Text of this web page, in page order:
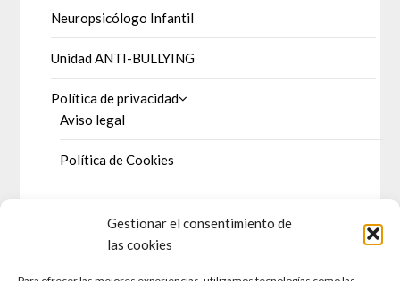
Gestionar el consentimiento de
las cookies
Neuropsicólogo Infantil
Unidad ANTI-BULLYING
Política de privacidad
Aviso legal
Política de Cookies
DOSSIER DE PRENSA